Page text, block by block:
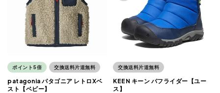
ポイント5倍 交換送料片道無料
patagonia パタゴニア レトロXベ
スト【ベビー】
交換送料片道無料
KEEN キーン パフライダー【ユー
ス】